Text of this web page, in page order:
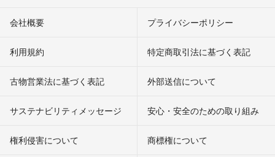
会社概要 プライバシーポリシー
利用規約 特定商取引法に基づく表記
古物営業法に基づく表記 外部送信について
サステナビリティメッセージ 安心・安全のための取り組み
権利侵害について
商標権について